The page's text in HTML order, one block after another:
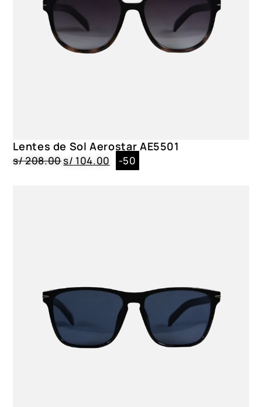
Lentes de Sol Aerostar AE5501
s/208.00s/ 104.00 -50